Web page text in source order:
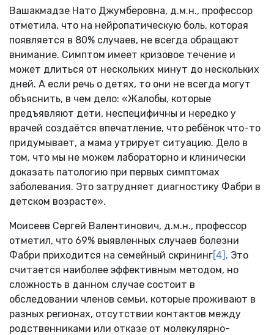
Вашакмадзе Нато Джумберовна, д.м.н., профессор
отметила, что на нейропатическую боль, которая
появляется в 80% случаев, не всегда обращают
внимание. Симптом имеет кризовое течение и
может длиться от нескольких минут до нескольких
дней. А если речь о детях, то они не всегда могут
объяснить, в чем дело: «Жалобы, которые
предъявляют дети, неспецифичны и нередко у
врачей создаётся впечатление, что ребёнок что-то
придумывает, а мама утрирует ситуацию. Дело в
том, что мы не можем лабораторно и клинически
доказать патологию при первых симптомах
заболевания. Это затрудняет диагностику Фабри в
детском возрасте».
Моисеев Сергей Валентинович, д.м.н., профессор
отметил, что 69% выявленных случаев болезни
Фабри приходится на семейный скрининг[4] . Это
считается наиболее эффективным методом, но
сложность в данном случае состоит в
обследовании членов семьи, которые проживают в
разных регионах, отсутствии контактов между
родственниками или отказе от молекулярно-